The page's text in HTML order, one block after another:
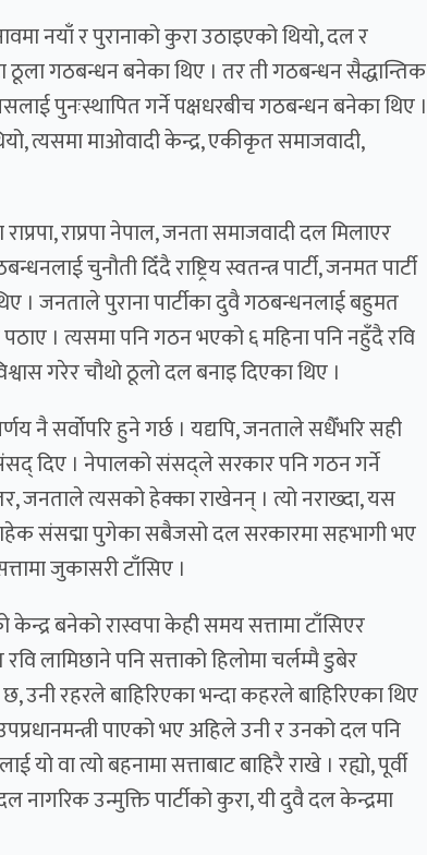
नयाँ र पुरानाको कुरा उठाइएको थियो, दल र
ठूला गठबन्धन बनेका थिए । तर ती गठबन्धन सैद्धान्तिक
पुनःस्थापित गर्ने पक्षधरबीच गठबन्धन बनेका थिए ।
त्यसमा माओवादी केन्द्र, एकीकृत समाजवादी,
राप्रपा नेपाल, जनता समाजवादी दल मिलाएर
चुनौती दिँदै राष्ट्रिय स्वतन्त्र पार्टी, जनमत पार्टी
। जनताले पुराना पार्टीका दुवै गठबन्धनलाई बहुमत
। त्यसमा पनि गठन भएको ६ महिना पनि नहुँदै रवि
गरेर चौथो ठूलो दल बनाइ दिएका थिए ।
नै सर्वोपरि हुने गर्छ । यद्यपि, जनताले सधैँभरि सही
दिए । नेपालको संसद्ले सरकार पनि गठन गर्ने
त्यसको हेक्का राखेनन् । त्यो नराख्दा, यस
संसद्मा पुगेका सबैजसो दल सरकारमा सहभागी भए
जुकासरी टाँसिए ।
बनेको रास्वपा केही समय सत्तामा टाँसिएर
लामिछाने पनि सत्ताको हिलोमा चर्लम्मै डुबेर
उनी रहरले बाहिरिएका भन्दा कहरले बाहिरिएका थिए
पाएको भए अहिले उनी र उनको दल पनि
वा त्यो बहनामा सत्ताबाट बाहिरै राखे । रह्यो, पूर्वी
नागरिक उन्मुक्ति पार्टीको कुरा, यी दुवै दल केन्द्रमा